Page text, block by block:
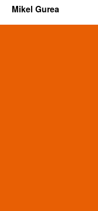
Mikel Gurea